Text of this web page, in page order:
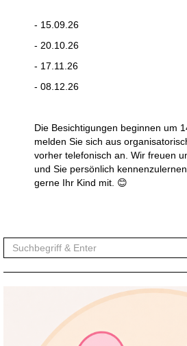
- 15.09.26
- 20.10.26
- 17.11.26
- 08.12.26
Die Besichtigungen beginnen um
melden Sie sich aus
vorher telefonisch an. Wir freuen
und Sie persönlich
gerne Ihr Kind mit. 😊